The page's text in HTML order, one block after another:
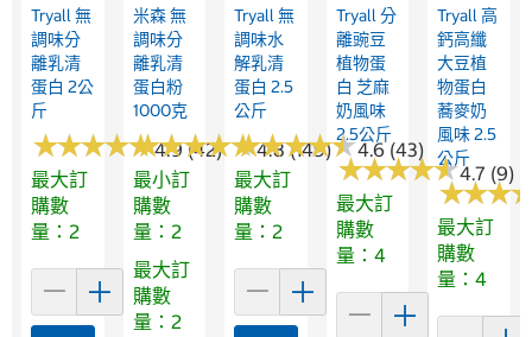
Tryall 無
調味分
離乳清
蛋白 2公
斤
★★★★★
★★★★★4.9 (42)
最大訂
購數
量：2
米森 無
調味分
離乳清
蛋白粉
1000克
★★★★★
★★★★★4.8 (149)
最小訂
購數
量：2
最大訂
購數
量：2
Tryall 無
調味水
解乳清
蛋白 2.5
公斤
★★★★★
★★★★★4.6 (43)
最大訂
購數
量：2
Tryall 分
離豌豆
植物蛋
白 芝麻
奶風味
2.5公斤
★★★★★
★★★★★4.7 (9)
最大訂
購數
量：4
Tryall 高
鈣高纖
大豆植
物蛋白
蕎麥奶
風味 2.5
公斤
★★★
★★★
最大訂
購數
量：4